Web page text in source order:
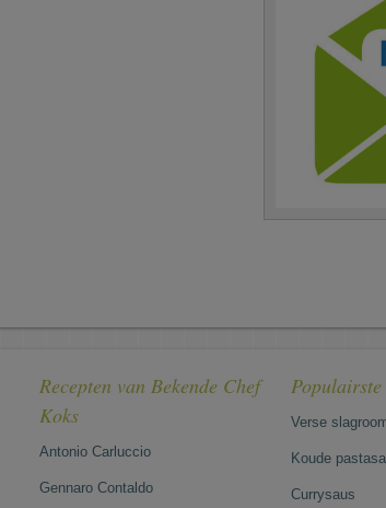
Recepten van Bekende Chef
Koks
Antonio Carluccio
Gennaro Contaldo
Populairste
Verse
Koude
Currysaus